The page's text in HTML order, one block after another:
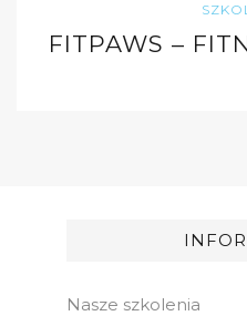
FITPAWS –
Nasze szkolenia